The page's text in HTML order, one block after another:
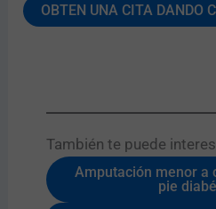
OBTEN UNA CITA DANDO
También te puede
Amputación menor a
pie